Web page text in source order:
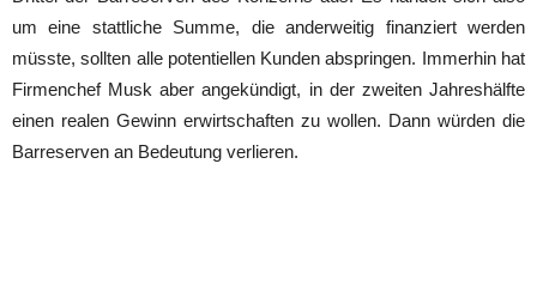
um eine stattliche Summe, die anderweitig finanziert werden
müsste, sollten alle potentiellen Kunden abspringen. Immerhin hat
Firmenchef Musk aber angekündigt, in der zweiten Jahreshälfte
einen realen Gewinn erwirtschaften zu wollen. Dann würden die
Barreserven an Bedeutung verlieren.